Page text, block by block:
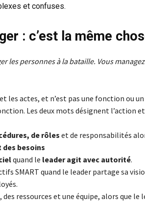
et confuses.
: c’est la même
les personnes à la bataille. Vous
les actes, et n’est pas une fonction ou
Les deux mots désignent l’action
de rôles et de responsabilités
besoins
quand le leader agit avec autorité.
SMART quand le leader partage sa
ressources et une équipe, alors que le